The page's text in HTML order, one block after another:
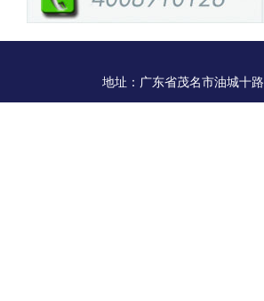
地址：广东省茂名市油城十